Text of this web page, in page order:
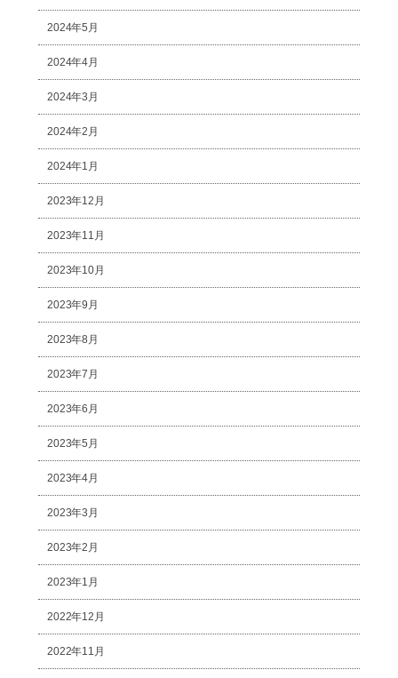
2024年5月
2024年4月
2024年3月
2024年2月
2024年1月
2023年12月
2023年11月
2023年10月
2023年9月
2023年8月
2023年7月
2023年6月
2023年5月
2023年4月
2023年3月
2023年2月
2023年1月
2022年12月
2022年11月